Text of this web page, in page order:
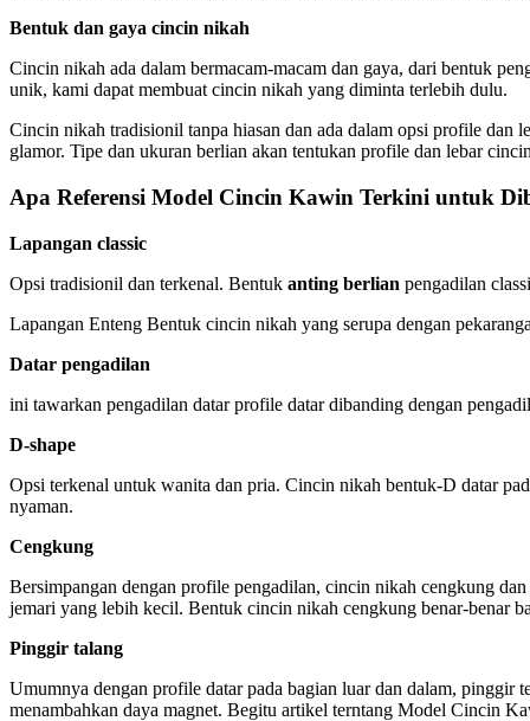
Bentuk dan gaya cincin nikah
Cincin nikah ada dalam bermacam-macam dan gaya, dari bentuk
unik, kami dapat membuat cincin nikah yang diminta terlebih dulu.
Cincin nikah tradisionil tanpa hiasan dan ada dalam opsi profile dan
glamor. Tipe dan ukuran berlian akan tentukan profile dan lebar
Apa Referensi Model Cincin Kawin Terkini untuk
Lapangan classic
Opsi tradisionil dan terkenal. Bentuk anting berlian pengadilan
Lapangan Enteng Bentuk cincin nikah yang serupa dengan
Datar pengadilan
ini tawarkan pengadilan datar profile datar dibanding dengan
D-shape
Opsi terkenal untuk wanita dan pria. Cincin nikah bentuk-D datar
nyaman.
Cengkung
Bersimpangan dengan profile pengadilan, cincin nikah cengkung
jemari yang lebih kecil. Bentuk cincin nikah cengkung benar-benar
Pinggir talang
Umumnya dengan profile datar pada bagian luar dan dalam,
menambahkan daya magnet. Begitu artikel terntang Model Cincin